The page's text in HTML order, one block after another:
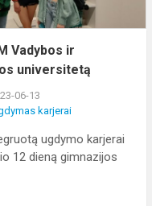
Vadybos ir
universitetą
06-13
karjerai
ugdymo karjerai
12 dieną gimnazijos